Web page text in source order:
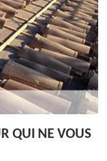
QUI NE VOUS